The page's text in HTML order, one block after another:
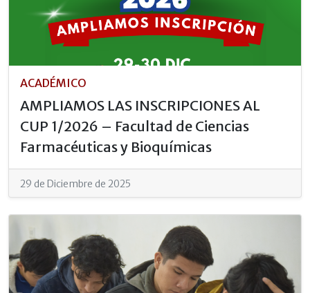
ACADÉMICO
AMPLIAMOS LAS INSCRIPCIONES AL
CUP 1/2026 – Facultad de Ciencias
Farmacéuticas y Bioquímicas
29 de Diciembre de 2025